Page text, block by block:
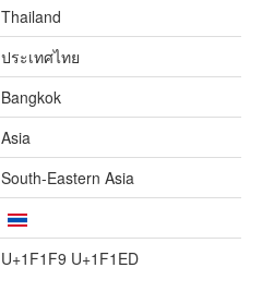
Thailand
ประเทศไทย
Bangkok
Asia
South-Eastern Asia
U+1F1F9 U+1F1ED